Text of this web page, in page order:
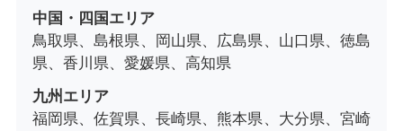
中国・四国エリア
鳥取県、島根県、岡山県、広島県、山口県、徳島
県、香川県、愛媛県、高知県
九州エリア
福岡県、佐賀県、長崎県、熊本県、大分県、宮崎